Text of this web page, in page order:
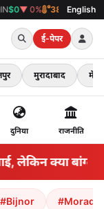
38°Cमुजफ्फरनगर English
ई-पेपर
मुरादाबाद मेरठ
दुनिया राजनीति
क्या बांग्लादेश
#Bijnor